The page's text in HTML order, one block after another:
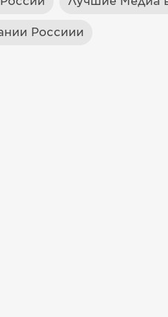
Россиии